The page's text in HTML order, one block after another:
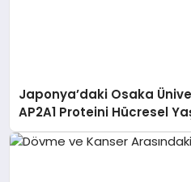
Japonya’daki Osaka
AP2A1 Proteini Hücresel